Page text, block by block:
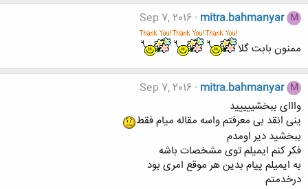
M
mitra.bahmanyar
Sep 7, 2016
ممنون بابت گلا
M
mitra.bahmanyar
Sep 7, 2016
وااای ببخشییییید
ینی انقد بی معرفتم واسه مقاله میام فقط
ببخشید دیر اومدم
فکر کنم ایمیلم توی مشخصات باشه
به ایمیلم پیام بدین هر موقع امری بود
درخدمتم